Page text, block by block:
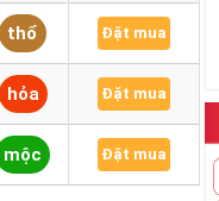
thổ Đặt mua
hỏa Đặt mua
mộc Đặt mua